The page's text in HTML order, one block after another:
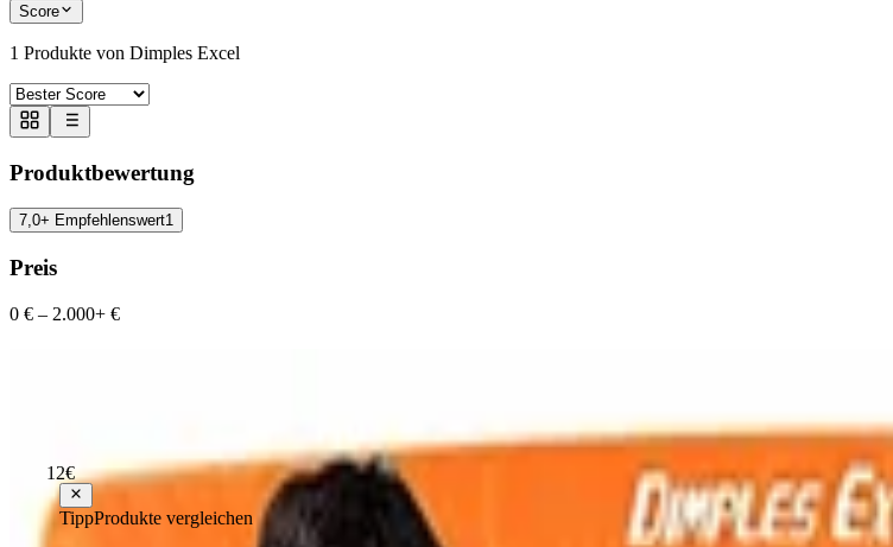
Score
1 Produkte von Dimples Excel
Produktbewertung
7,0+ Empfehlenswert1
Preis
0 € – 2.000+ €
EmpfehlenswertTestsieger Score
12€
TippProdukte vergleichen